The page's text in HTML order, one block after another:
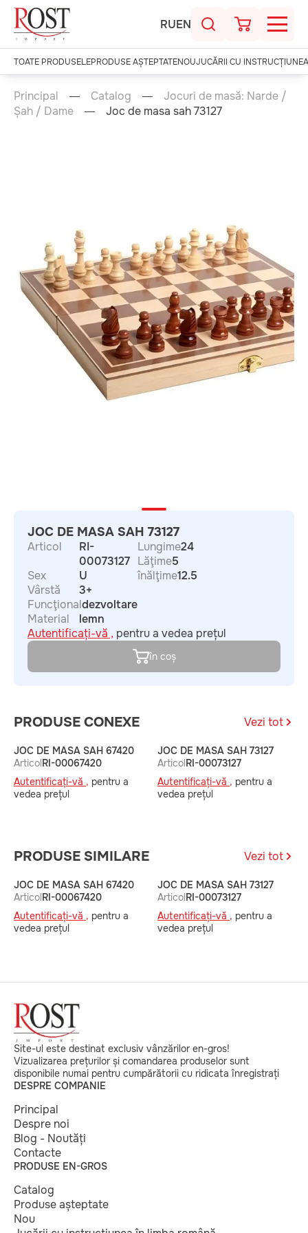
RUEN
TOATE PRODUSELEPRODUSE AȘTEPTATENOUJUCĂRII CU
Principal Catalog
Jocuri de masă: Narde /
Șah / Dame
Joc de masa sah 73127
JOC DE MASA SAH 73127
Articol
RI-
00073127
Sex
U
Vârstă
3+
Funcţionaldezvoltare
Material
lemn
Lungime24
Lăţime5
înălţime12.5
Autentificați-vă , pentru a vedea prețul
în coș
PRODUSE CONEXE Vezi tot
JOC DE MASA SAH 67420
ArticolRI-00067420
Autentificați-vă , pentru a
vedea prețul
JOC DE MASA SAH 73127
ArticolRI-00073127
Autentificați-vă , pentru a
vedea prețul
PRODUSE SIMILARE Vezi tot
JOC DE MASA SAH 67420
ArticolRI-00067420
Autentificați-vă , pentru a
vedea prețul
JOC DE MASA SAH 73127
ArticolRI-00073127
Autentificați-vă , pentru a
vedea prețul
Site-ul este destinat exclusiv vânzărilor en-gros!
Vizualizarea prețurilor și comandarea produselor sunt
disponibile numai pentru cumpărătorii cu ridicata înregistrați
DESPRE COMPANIE
Principal
Despre noi
Blog - Noutăți
Contacte
PRODUSE EN-GROS
Catalog
Produse așteptate
Nou